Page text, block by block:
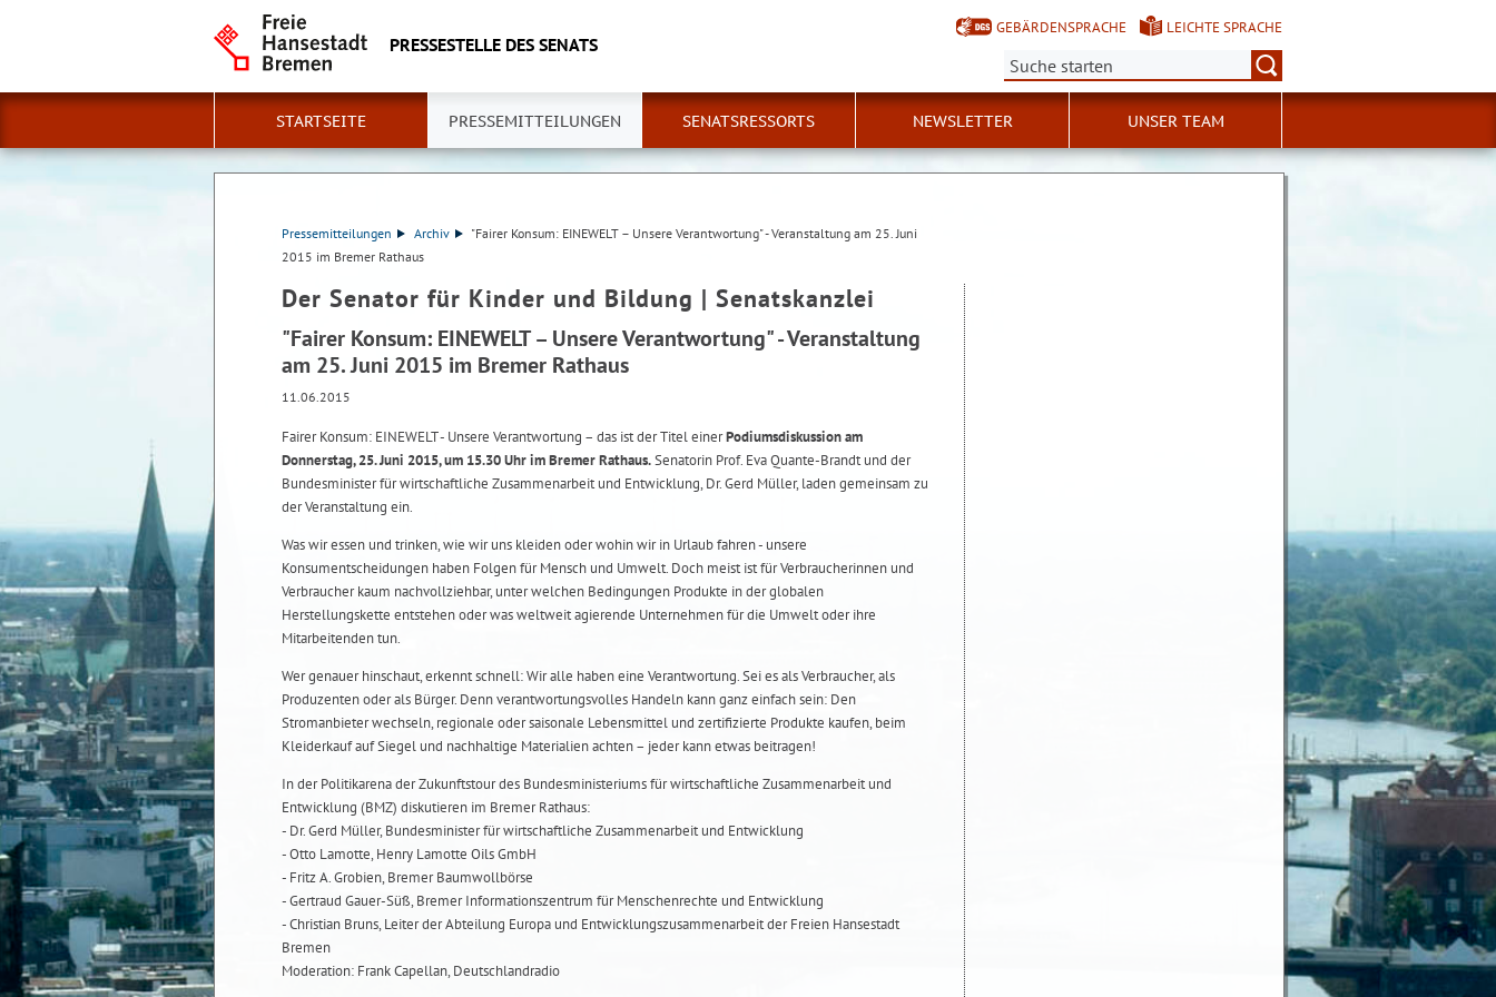
PRESSESTELLE DES SENATS
GEBÄRDENSPRACHE
LEICHTE SPRACHE
Suche:
STARTSEITE PRESSEMITTEILUNGEN SENATSRESSORTS NEWSLETTER UNSER TEAM
Pressemitteilungen Archiv
"Fairer Konsum: EINEWELT – Unsere Verantwortung" - Veranstaltung am 25. Juni
2015 im Bremer Rathaus
Der Senator für Kinder und Bildung | Senatskanzlei
"Fairer Konsum: EINEWELT – Unsere Verantwortung" - Veranstaltung
am 25. Juni 2015 im Bremer Rathaus
11.06.2015
Fairer Konsum: EINEWELT - Unsere Verantwortung – das ist der Titel einerPodiumsdiskussion am
Donnerstag, 25. Juni 2015, um 15.30 Uhr im Bremer Rathaus.Senatorin Prof. Eva Quante-Brandt und der
Bundesminister für wirtschaftliche Zusammenarbeit und Entwicklung, Dr. Gerd Müller, laden gemeinsam zu
der Veranstaltung ein.
Was wir essen und trinken, wie wir uns kleiden oder wohin wir in Urlaub fahren - unsere
Konsumentscheidungen haben Folgen für Mensch und Umwelt. Doch meist ist für Verbraucherinnen und
Verbraucher kaum nachvollziehbar, unter welchen Bedingungen Produkte in der globalen
Herstellungskette entstehen oder was weltweit agierende Unternehmen für die Umwelt oder ihre
Mitarbeitenden tun.
Wer genauer hinschaut, erkennt schnell: Wir alle haben eine Verantwortung. Sei es als Verbraucher, als
Produzenten oder als Bürger. Denn verantwortungsvolles Handeln kann ganz einfach sein: Den
Stromanbieter wechseln, regionale oder saisonale Lebensmittel und zertifizierte Produkte kaufen, beim
Kleiderkauf auf Siegel und nachhaltige Materialien achten – jeder kann etwas beitragen!
In der Politikarena der Zukunftstour des Bundesministeriums für wirtschaftliche Zusammenarbeit und
Entwicklung (BMZ) diskutieren im Bremer Rathaus:
- Dr. Gerd Müller, Bundesminister für wirtschaftliche Zusammenarbeit und Entwicklung
- Otto Lamotte, Henry Lamotte Oils GmbH
- Fritz A. Grobien, Bremer Baumwollbörse
- Gertraud Gauer-Süß, Bremer Informationszentrum für Menschenrechte und Entwicklung
- Christian Bruns, Leiter der Abteilung Europa und Entwicklungszusammenarbeit der Freien Hansestadt
Bremen
Moderation: Frank Capellan, Deutschlandradio